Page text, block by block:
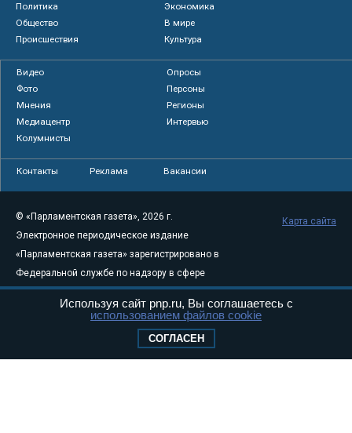
Политика
Экономика
Общество
В мире
Происшествия
Культура
Видео
Опросы
Фото
Персоны
Мнения
Регионы
Медиацентр
Интервью
Колумнисты
Контакты Реклама Вакансии
© «Парламентская газета», 2026 г.
Электронное периодическое издание
«Парламентская газета» зарегистрировано в
Федеральной службе по надзору в сфере
связи, информационных технологий и
массовых коммуникаций (Роскомнадзор) 05
Свидетельство о регистрации Эл № ФС77-
Карта сайта
Используя сайт pnp.ru, Вы соглашаетесь с
использованием файлов cookie
СОГЛАСЕН